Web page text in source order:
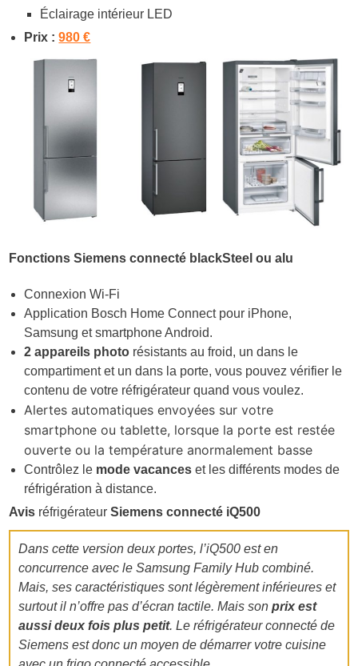
Éclairage intérieur LED
Prix :980 €
Fonctions Siemens connecté blackSteel ou alu
Connexion Wi-Fi
Application Bosch Home Connect pour iPhone,
Samsung et smartphone Android.
2 appareils photo résistants au froid, un dans le
compartiment et un dans la porte, vous pouvez vérifier le
contenu de votre réfrigérateur quand vous voulez.
Alertes automatiques envoyées sur votre
smartphone ou tablette, lorsque la porte est restée
ouverte ou la température anormalement basse
Contrôlez le mode vacances et les différents modes de
réfrigération à distance.
Avis réfrigérateurSiemens connecté iQ500
Dans cette version deux portes, l’iQ500est en
concurrence avec le Samsung Family Hub combiné.
Mais, ses caractéristiques sont légèrement inférieures et
surtout il n’offre pas d’écran tactile. Mais son prix est
aussi deux fois plus petit. Le réfrigérateur connecté de
Siemens est donc un moyen de démarrer votre cuisine